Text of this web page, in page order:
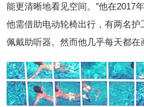
能更清晰地看见空间。”他在2017
他需借助电动轮椅出行，有两名护
佩戴助听器。然而他几乎每天都在